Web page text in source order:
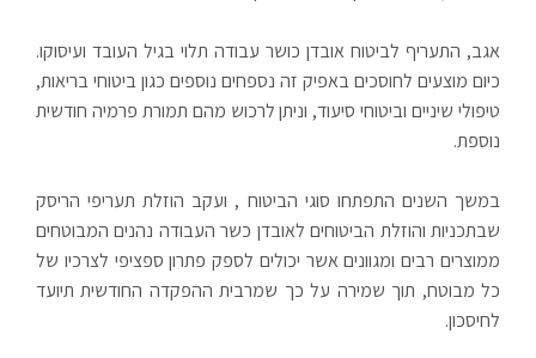
אגב, התעריף לביטוח אובדן כושר עבודה תלוי בגיל העובד ועיסוקו.
כיום מוצעים לחוסכים באפיק זה נספחים נוספים כגון ביטוחי בריאות,
טיפולי שיניים וביטוחי סיעוד, וניתן לרכוש מהם תמורת פרמיה חודשית
נוספת.
במשך השנים התפתחו סוגי הביטוח , ועקב הוזלת תעריפי הריסק
שבתכניות והוזלת הביטוחים לאובדן כשר העבודה נהנים המבוטחים
ממוצרים רבים ומגוונים אשר יכולים לספק פתרון ספציפי לצרכיו של
כל מבוטח, תוך שמירה על כך שמרבית ההפקדה החודשית תיועד
לחיסכון.